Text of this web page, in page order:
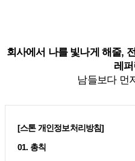
회사에서 나를 빛나게 해줄,
레
남들보다 먼
[스톤 개인정보처리방침]
01. 총칙